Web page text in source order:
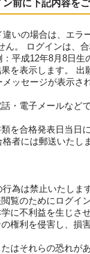
ン前に下記内容を
いの場合は、エラ
。 ログインは、
平成12年8月8日生
を表示します。 出
ッセージが表示さ
・電子メールなど
を合格発表日当日
者には郵送いたし
為は禁止いたします
覧のためにログイ
に不利益を生じさ
権利を侵害し、損
はそれらの恐れが